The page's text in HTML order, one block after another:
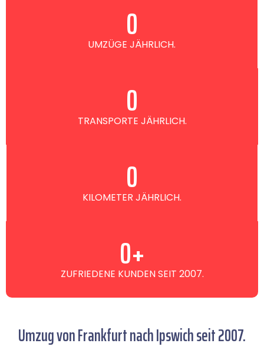
UMZÜGE JÄHRLICH.
0
TRANSPORTE JÄHRLICH.
0
KILOMETER JÄHRLICH.
0
ZUFRIEDENE KUNDEN SEIT 2007.
0+
Umzug von Frankfurt nach Ipswich seit 2007.